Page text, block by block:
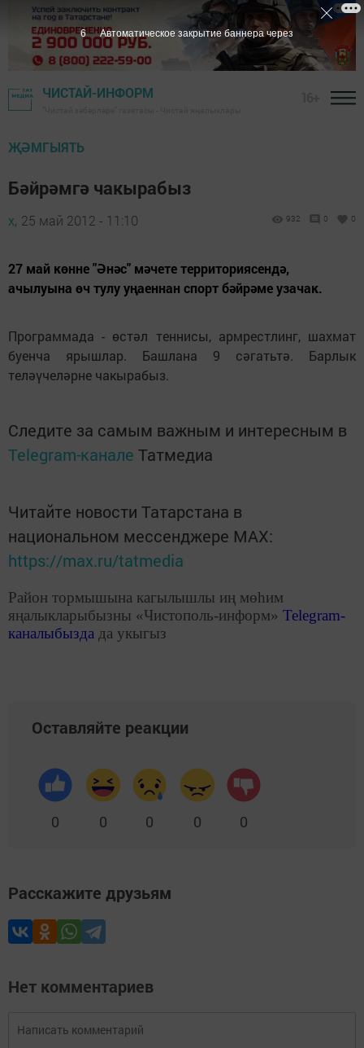
ЧИСТАЙ-ИНФОРМ
ҖӘМГЫЯТЬ
Бәйрәмгә чакырабыз
х, 25 май 2012 - 11:10 932 0 0
27 май көнне "Әнәс" мәчете территориясендә,
ачылуына өч тулу уңаеннан спорт бәйрәме узачак.
Программада - өстәл теннисы, армрестлинг, шахмат
буенча ярышлар. Башлана 9 сәгатьтә. Барлык
теләүчеләрне чакырабыз.
Следите за самым важным и интересным в
Telegram-канале Татмедиа
Читайте новости Татарстана в
национальном мессенджере MАХ:
https://max.ru/tatmedia
Район тормышына кагылышлы иң мөһим
яңалыкларыбызны «Чистополь-информ» Telegram-
каналыбызда да укыгыз
Оставляйте реакции
0 0 0 0 0
Расскажите друзьям
Нет комментариев
5 Автоматическое закрытие баннера через